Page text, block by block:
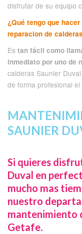
disfrutar de su equipo
¿Qué tengo que
reparacion de
Es tan fácil como
inmediato por uno de
calderas Saunier
de forma profesional
SAUNIER
Si quieres
Duval en
mucho mas
nuestro
mantenimiento
Getafe.